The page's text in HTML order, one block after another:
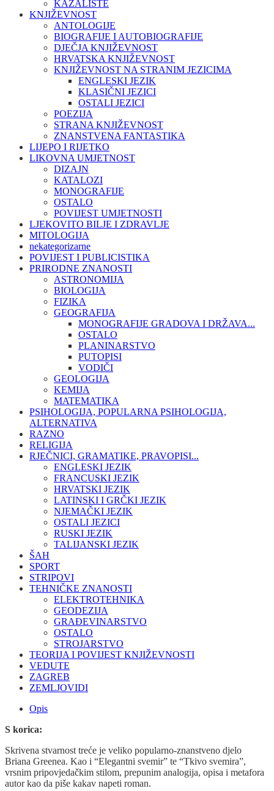
KAZALIŠTE
KNJIŽEVNOST
ANTOLOGIJE
BIOGRAFIJE I AUTOBIOGRAFIJE
DJEČJA KNJIŽEVNOST
HRVATSKA KNJIŽEVNOST
KNJIŽEVNOST NA STRANIM JEZICIMA
ENGLESKI JEZIK
KLASIČNI JEZICI
OSTALI JEZICI
POEZIJA
STRANA KNJIŽEVNOST
ZNANSTVENA FANTASTIKA
LIJEPO I RIJETKO
LIKOVNA UMJETNOST
DIZAJN
KATALOZI
MONOGRAFIJE
OSTALO
POVIJEST UMJETNOSTI
LJEKOVITO BILJE I ZDRAVLJE
MITOLOGIJA
nekategorizarne
POVIJEST I PUBLICISTIKA
PRIRODNE ZNANOSTI
ASTRONOMIJA
BIOLOGIJA
FIZIKA
GEOGRAFIJA
MONOGRAFIJE GRADOVA I DRŽAVA...
OSTALO
PLANINARSTVO
PUTOPISI
VODIČI
GEOLOGIJA
KEMIJA
MATEMATIKA
PSIHOLOGIJA, POPULARNA PSIHOLOGIJA,
ALTERNATIVA
RAZNO
RELIGIJA
RJEČNICI, GRAMATIKE, PRAVOPISI...
ENGLESKI JEZIK
FRANCUSKI JEZIK
HRVATSKI JEZIK
LATINSKI I GRČKI JEZIK
NJEMAČKI JEZIK
OSTALI JEZICI
RUSKI JEZIK
TALIJANSKI JEZIK
ŠAH
SPORT
STRIPOVI
TEHNIČKE ZNANOSTI
ELEKTROTEHNIKA
GEODEZIJA
GRAĐEVINARSTVO
OSTALO
STROJARSTVO
TEORIJA I POVIJEST KNJIŽEVNOSTI
VEDUTE
ZAGREB
ZEMLJOVIDI
Opis
S korica:
Skrivena stvarnost treće je veliko popularno-znanstveno djelo
Briana Greenea. Kao i “Elegantni svemir” te “Tkivo svemira”,
vrsnim pripovjedačkim stilom, prepunim analogija, opisa i metafora
autor kao da piše kakav napeti roman.